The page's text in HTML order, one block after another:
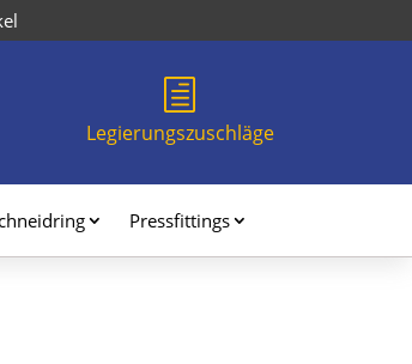
h
Legierungszuschläge
Pressfittings